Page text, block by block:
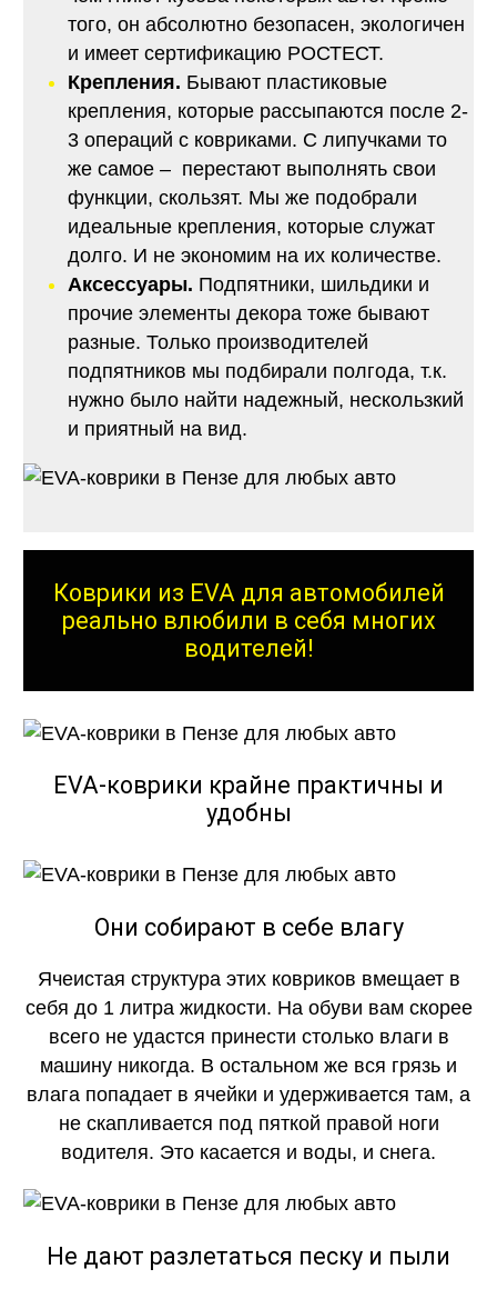
того, он абсолютно безопасен, экологичен
и имеет сертификацию РОСТЕСТ.
Крепления. Бывают пластиковые
крепления, которые рассыпаются после 2-
3 операций с ковриками. С липучками то
же самое – перестают выполнять свои
функции, скользят. Мы же подобрали
идеальные крепления, которые служат
долго. И не экономим на их количестве.
Аксессуары. Подпятники, шильдики и
прочие элементы декора тоже бывают
разные. Только производителей
подпятников мы подбирали полгода, т.к.
нужно было найти надежный, нескользкий
и приятный на вид.
Коврики из EVA для автомобилей
реально влюбили в себя многих
водителей!
EVA-коврики крайне практичны и
удобны
Они собирают в себе влагу
Ячеистая структура этих ковриков вмещает в
себя до 1 литра жидкости. На обуви вам скорее
всего не удастся принести столько влаги в
машину никогда. В остальном же вся грязь и
влага попадает в ячейки и удерживается там, а
не скапливается под пяткой правой ноги
водителя. Это касается и воды, и снега.
Не дают разлетаться песку и пыли